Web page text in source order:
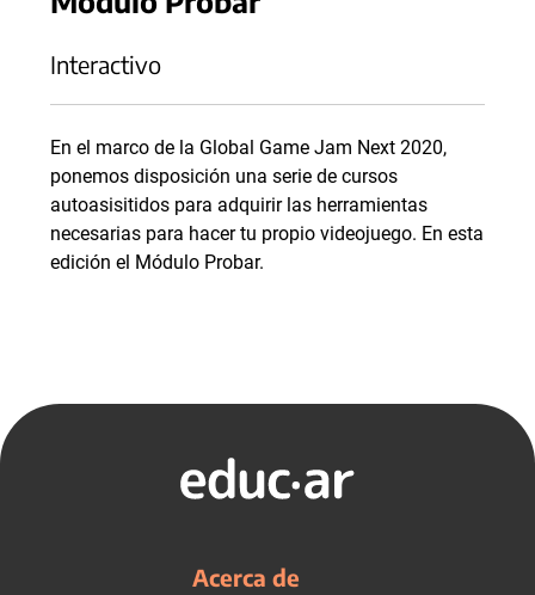
Interactivo
En el marco de la Global Game Jam Next 2020,
ponemos disposición una serie de cursos
autoasisitidos para adquirir las herramientas
necesarias para hacer tu propio videojuego. En esta
edición el Módulo Probar.
Acerca de